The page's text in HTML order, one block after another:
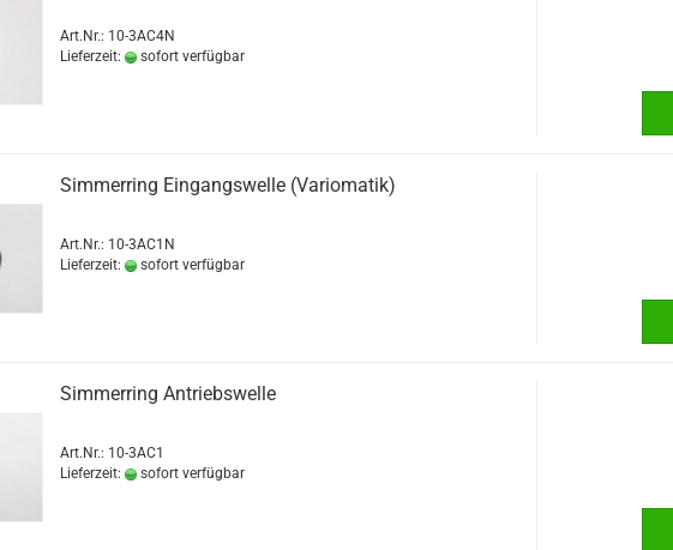
Art.Nr.: 10-3AC4N
Lieferzeit:
sofort verfügbar
Simmerring Eingangswelle (Variomatik)
Art.Nr.: 10-3AC1N
Lieferzeit:
sofort verfügbar
Simmerring Antriebswelle
Art.Nr.: 10-3AC1
Lieferzeit:
sofort verfügbar